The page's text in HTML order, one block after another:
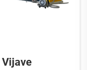
Vijave